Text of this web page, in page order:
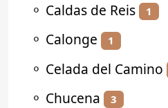
⚬ Caldas de Reis 1
⚬ Calonge 1
⚬ Celada del Camino
⚬ Chucena 3